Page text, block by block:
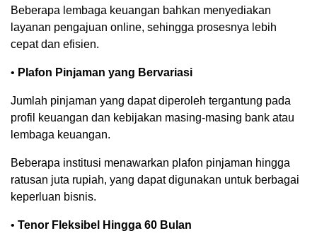
Beberapa lembaga keuangan bahkan menyediakan
layanan pengajuan online, sehingga prosesnya lebih
cepat dan efisien.
• Plafon Pinjaman yang Bervariasi
Jumlah pinjaman yang dapat diperoleh tergantung pada
profil keuangan dan kebijakan masing-masing bank atau
lembaga keuangan.
Beberapa institusi menawarkan plafon pinjaman hingga
ratusan juta rupiah, yang dapat digunakan untuk berbagai
keperluan bisnis.
• Tenor Fleksibel Hingga 60 Bulan